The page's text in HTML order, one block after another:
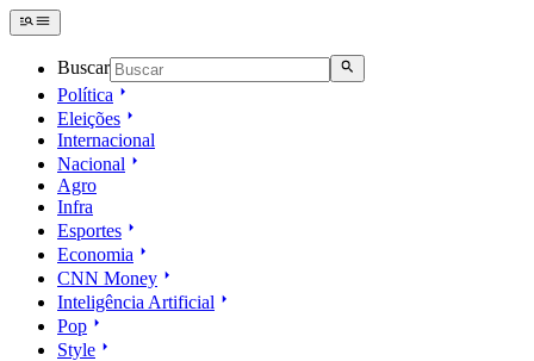
Buscar
Política
Eleições
Internacional
Nacional
Agro
Infra
Esportes
Economia
CNN Money
Inteligência Artificial
Pop
Style